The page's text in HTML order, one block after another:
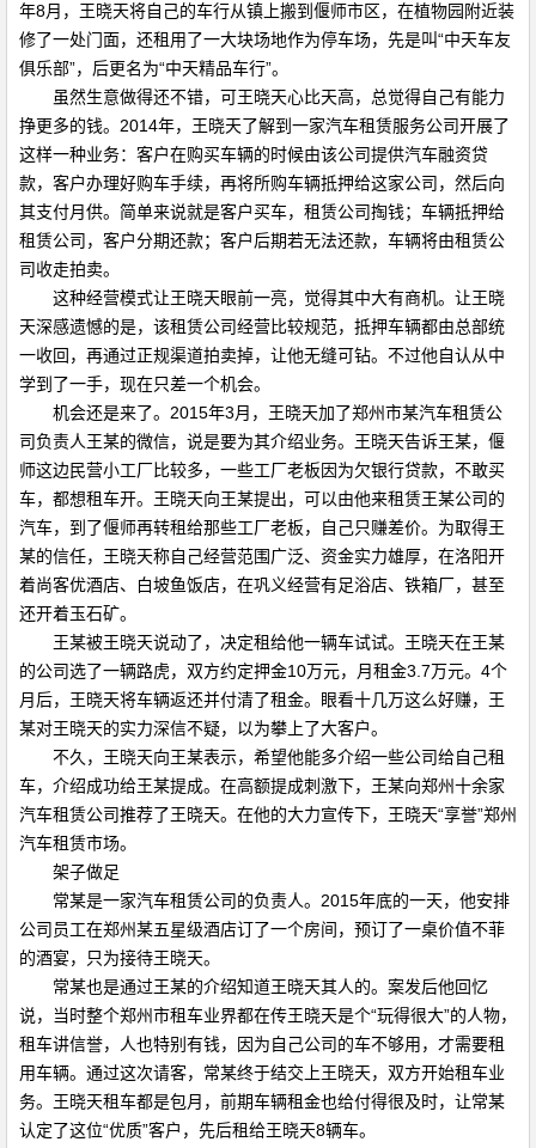
年8月，王晓天将自己的车行从镇上搬到偃师市区，在植物园附近装
修了一处门面，还租用了一大块场地作为停车场，先是叫“中天车友
俱乐部”，后更名为“中天精品车行”。
虽然生意做得还不错，可王晓天心比天高，总觉得自己有能力
挣更多的钱。2014年，王晓天了解到一家汽车租赁服务公司开展了
这样一种业务：客户在购买车辆的时候由该公司提供汽车融资贷
款，客户办理好购车手续，再将所购车辆抵押给这家公司，然后向
其支付月供。简单来说就是客户买车，租赁公司掏钱；车辆抵押给
租赁公司，客户分期还款；客户后期若无法还款，车辆将由租赁公
司收走拍卖。
这种经营模式让王晓天眼前一亮，觉得其中大有商机。让王晓
天深感遗憾的是，该租赁公司经营比较规范，抵押车辆都由总部统
一收回，再通过正规渠道拍卖掉，让他无缝可钻。不过他自认从中
学到了一手，现在只差一个机会。
机会还是来了。2015年3月，王晓天加了郑州市某汽车租赁公
司负责人王某的微信，说是要为其介绍业务。王晓天告诉王某，偃
师这边民营小工厂比较多，一些工厂老板因为欠银行贷款，不敢买
车，都想租车开。王晓天向王某提出，可以由他来租赁王某公司的
汽车，到了偃师再转租给那些工厂老板，自己只赚差价。为取得王
某的信任，王晓天称自己经营范围广泛、资金实力雄厚，在洛阳开
着尚客优酒店、白坡鱼饭店，在巩义经营有足浴店、铁箱厂，甚至
还开着玉石矿。
王某被王晓天说动了，决定租给他一辆车试试。王晓天在王某
的公司选了一辆路虎，双方约定押金10万元，月租金3.7万元。4个
月后，王晓天将车辆返还并付清了租金。眼看十几万这么好赚，王
某对王晓天的实力深信不疑，以为攀上了大客户。
不久，王晓天向王某表示，希望他能多介绍一些公司给自己租
车，介绍成功给王某提成。在高额提成刺激下，王某向郑州十余家
汽车租赁公司推荐了王晓天。在他的大力宣传下，王晓天“享誉”郑州
汽车租赁市场。
架子做足
常某是一家汽车租赁公司的负责人。2015年底的一天，他安排
公司员工在郑州某五星级酒店订了一个房间，预订了一桌价值不菲
的酒宴，只为接待王晓天。
常某也是通过王某的介绍知道王晓天其人的。案发后他回忆
说，当时整个郑州市租车业界都在传王晓天是个“玩得很大”的人物，
租车讲信誉，人也特别有钱，因为自己公司的车不够用，才需要租
用车辆。通过这次请客，常某终于结交上王晓天，双方开始租车业
务。王晓天租车都是包月，前期车辆租金也给付得很及时，让常某
认定了这位“优质”客户，先后租给王晓天8辆车。